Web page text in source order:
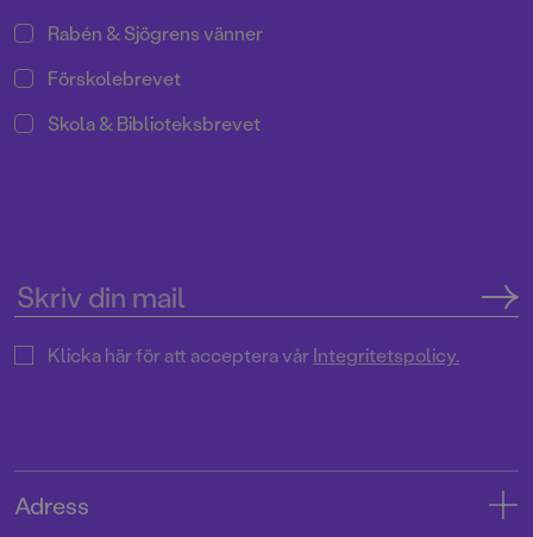
Rabén & Sjögrens vänner
Förskolebrevet
Skola & Biblioteksbrevet
Klicka här för att acceptera vårIntegritetspolicy.
Adress